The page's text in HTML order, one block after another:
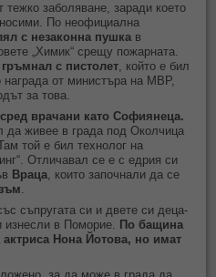
заболяване, заради което
По неофициална
с незаконна пушка в
„Химик“ срещу пожарната.
гръмнал с пистолет, който е бил
награда от министъра на МВР,
за това.
врачани като Софиянеца.
да живее в града под Околчица
той е бил технолог на
Отличавал се е с едрия си
Враца, които започнали да се
.
съпругата си и двете си деца-
изнесли в Поморие. По бащина
Нона Йотова, но имат